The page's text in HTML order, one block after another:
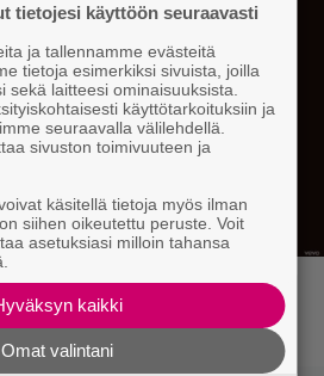
oli ennen vanhaan –
vuodelta 1979
tietojesi käyttöön seuraavasti
ja tallennamme evästeitä
tietoja esimerkiksi sivuista, joilla
sekä laitteesi ominaisuuksista.
käyttötarkoituksiin ja
seuraavalla välilehdellä.
sivuston toimivuuteen ja
käsitellä tietoja myös ilman
siihen oikeutettu peruste. Voit
asetuksiasi milloin tahansa
kaikki
Omat valintani